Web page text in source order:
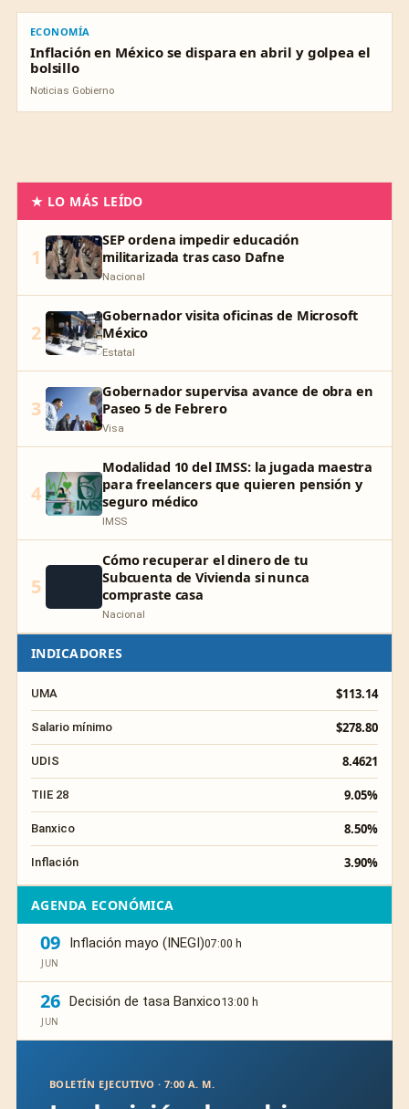
ECONOMÍA
Inflación en México se dispara en abril y golpea el
bolsillo
Noticias Gobierno
★ LO MÁS LEÍDO
1
SEP ordena impedir educación
militarizada tras caso Dafne
Nacional
2
Gobernador visita oficinas de Microsoft
México
Estatal
3
Gobernador supervisa avance de obra en
Paseo 5 de Febrero
Visa
4
Modalidad 10 del IMSS: la jugada maestra
para freelancers que quieren pensión y
seguro médico
IMSS
5
Cómo recuperar el dinero de tu
Subcuenta de Vivienda si nunca
compraste casa
Nacional
INDICADORES
UMA $113.14
Salario mínimo $278.80
UDIS 8.4621
TIIE 28 9.05%
Banxico 8.50%
Inflación 3.90%
AGENDA ECONÓMICA
09
JUN
Inflación mayo (INEGI)07:00 h
26
JUN
Decisión de tasa Banxico13:00 h
BOLETÍN EJECUTIVO · 7:00 A. M.